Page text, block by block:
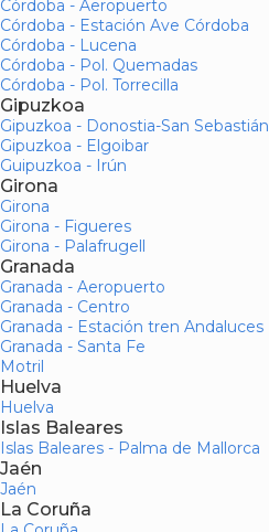
Córdoba - Aeropuerto
Córdoba - Estación Ave Córdoba
Córdoba - Lucena
Córdoba - Pol. Quemadas
Córdoba - Pol. Torrecilla
Gipuzkoa
Gipuzkoa - Donostia-San Sebastián
Gipuzkoa - Elgoibar
Guipuzkoa - Irún
Girona
Girona
Girona - Figueres
Girona - Palafrugell
Granada
Granada - Aeropuerto
Granada - Centro
Granada - Estación tren Andaluces
Granada - Santa Fe
Motril
Huelva
Huelva
Islas Baleares
Islas Baleares - Palma de Mallorca
Jaén
Jaén
La Coruña